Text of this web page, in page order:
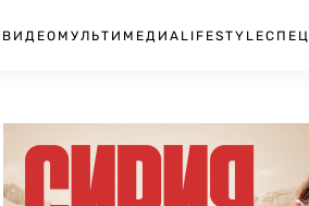
ВИДЕО МУЛЬТИМЕДИА LIFESTYLE